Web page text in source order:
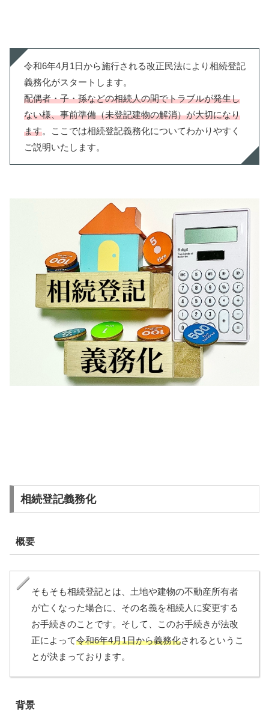
令和6年4月1日から施行される改正民法により相続登記
義務化がスタートします。
配偶者・子・孫などの相続人の間でトラブルが発生し
ない様、事前準備（未登記建物の解消）が大切になり
ます。ここでは相続登記義務化についてわかりやすく
ご説明いたします。
相続登記義務化
概要
そもそも相続登記とは、土地や建物の不動産所有者
が亡くなった場合に、その名義を相続人に変更する
お手続きのことです。そして、このお手続きが法改
正によって令和6年4月1日から義務化されるというこ
とが決まっております。
背景